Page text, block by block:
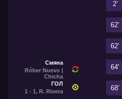
2'
62'
62'
Смяна
Róber Nuevo |
Chicha
64'
ГОЛ
1 - 1, R. Rivera
68'